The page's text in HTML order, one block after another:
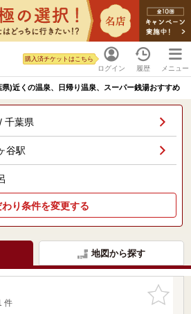
ログイン
購入済チケットはこちら
履歴 メニュー
)近くの温泉、日帰り温泉、スーパー銭湯おすすめ
千葉県
谷駅
わり条件を変更する
地図から探す
お気に入
りに追加
件